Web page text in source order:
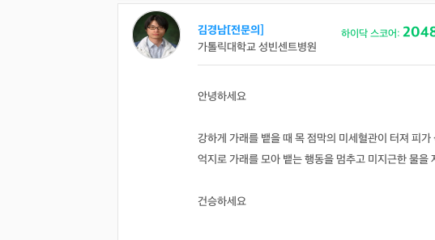
김경남[전문의]
가톨릭대학교 성빈센트병원
하이닥 스코어:
안녕하세요
강하게 가래를 뱉을 때 목 점막의 미세혈관이 터져 피가
억지로 가래를 모아 뱉는 행동을 멈추고 미지근한 물을
건승하세요
가톨릭대학교 성빈센트병원
약사 답변왕 의사